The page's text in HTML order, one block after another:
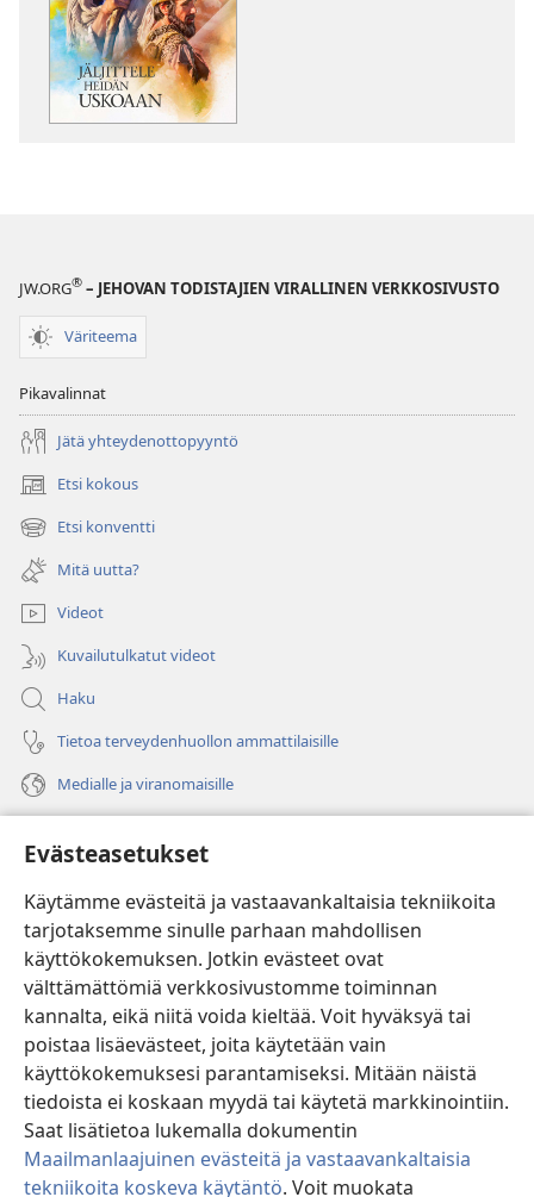
Evästeasetukset
Käytämme evästeitä ja vastaavankaltaisia tekniikoita
tarjotaksemme sinulle parhaan mahdollisen
käyttökokemuksen. Jotkin evästeet ovat
välttämättömiä verkkosivustomme toiminnan
kannalta, eikä niitä voida kieltää. Voit hyväksyä tai
poistaa lisäevästeet, joita käytetään vain
käyttökokemuksesi parantamiseksi. Mitään näistä
tiedoista ei koskaan myydä tai käytetä markkinointiin.
Saat lisätietoa lukemalla dokumentin
Maailmanlaajuinen evästeitä ja vastaavankaltaisia
tekniikoita koskeva käytäntö. Voit muokata
JW.ORG® – JEHOVAN TODISTAJIEN VIRALLINEN VERKKOSIVUSTO
Väriteema
Pikavalinnat
Jätä yhteydenottopyyntö
Etsi kokous
(avaa
uuden
ikkunan)
Etsi konventti
(avaa
uuden
ikkunan)
Mitä uutta?
Videot
Kuvailutulkatut videot
Haku
Tietoa terveydenhuollon ammattilaisille
Medialle ja viranomaisille
(avaa
uuden
ikkunan)Vartiotornin VERKKOKIRJASTO
(avaa
uuden
ikkunan)JW Hub ®
(avaa
uuden
ikkunan)
®
Watchtower Library